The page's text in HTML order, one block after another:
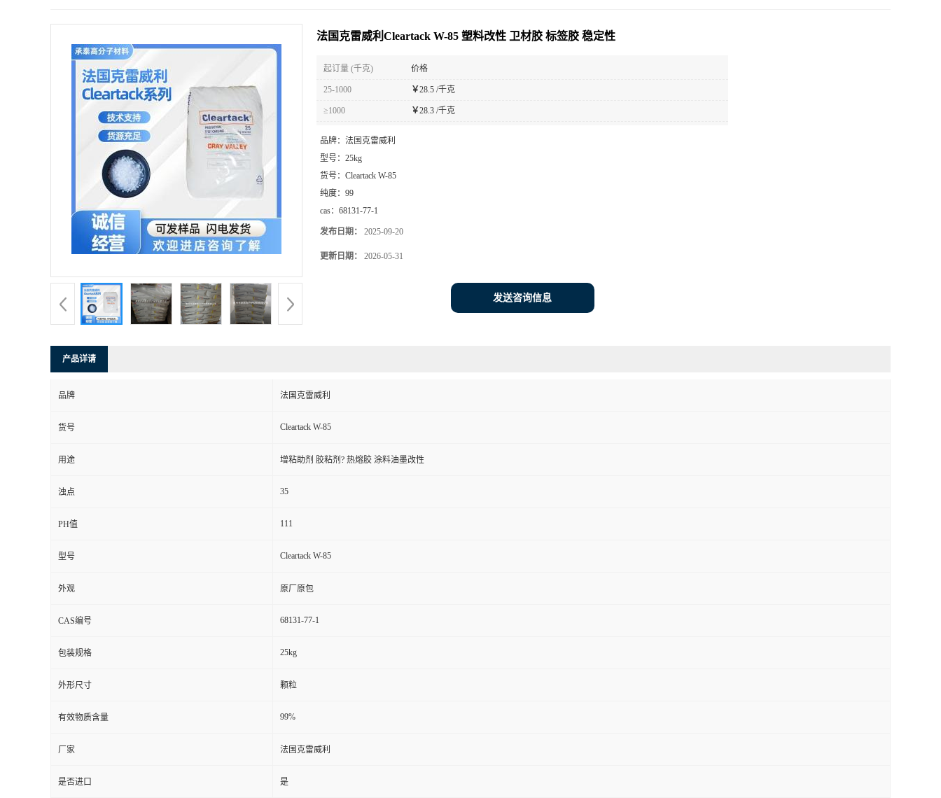
法国克雷威利Cleartack W-85 塑料改性 卫材胶 标签胶 稳定性
起订量 (千克) 价格
25-1000 ￥28.5 /千克
≥1000 ￥28.3 /千克
品牌： 法国克雷威利
型号： 25kg
货号： Cleartack W-85
纯度： 99
cas： 68131-77-1
发布日期： 2025-09-20
更新日期： 2026-05-31
发送咨询信息
产品详请
品牌 法国克雷威利
货号 Cleartack W-85
用途 增粘助剂 胶粘剂? 热熔胶 涂料油墨改性
浊点 35
PH值 111
型号 Cleartack W-85
外观 原厂原包
CAS编号 68131-77-1
包装规格 25kg
外形尺寸 颗粒
有效物质含量 99%
厂家 法国克雷威利
是否进口 是